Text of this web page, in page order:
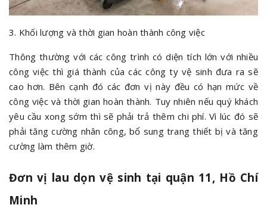
3. Khối lượng và thời gian hoàn thành công việc
Thông thường với các công trình có diện tích lớn với nhiều
công việc thì giá thành của các công ty vệ sinh đưa ra sẽ
cao hơn. Bên cạnh đó các đơn vị này đều có hạn mức về
công việc và thời gian hoàn thành. Tuy nhiên nếu quý khách
yêu cầu xong sớm thì sẽ phải trả thêm chi phí. Vì lúc đó sẽ
phải tăng cường nhân công, bổ sung trang thiết bị và tăng
cường làm thêm giờ.
Đơn vị lau dọn vệ sinh tại quận 11, Hồ Chí
Minh